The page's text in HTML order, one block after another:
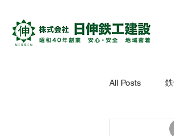
All Posts
にっしん